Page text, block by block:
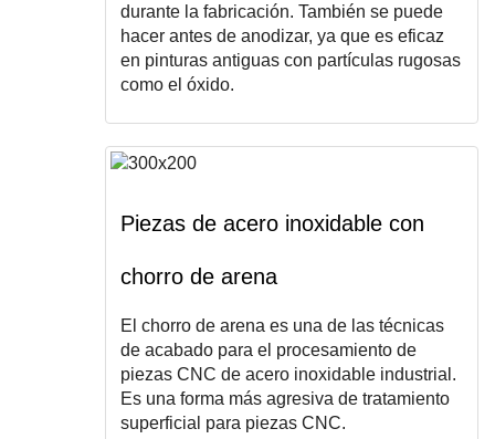
durante la fabricación. También se puede
hacer antes de anodizar, ya que es eficaz
en pinturas antiguas con partículas rugosas
como el óxido.
Piezas de acero inoxidable con
chorro de arena
El chorro de arena es una de las técnicas
de acabado para el procesamiento de
piezas CNC de acero inoxidable industrial.
Es una forma más agresiva de tratamiento
superficial para piezas CNC.